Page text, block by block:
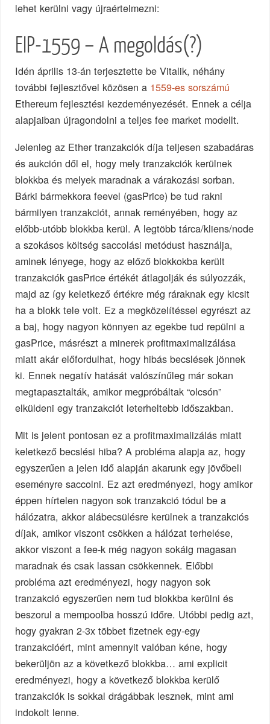
lehet kerülni vagy újraértelmezni:
EIP-1559 – A megoldás(?)
Idén április 13-án terjesztette be Vitalik, néhány
további fejlesztővel közösen a 1559-es sorszámú
Ethereum fejlesztési kezdeményezését. Ennek a célja
alapjaiban újragondolni a teljes fee market modellt.
Jelenleg az Ether tranzakciók díja teljesen szabadáras
és aukción dől el, hogy mely tranzakciók kerülnek
blokkba és melyek maradnak a várakozási sorban.
Bárki bármekkora feevel (gasPrice) be tud rakni
bármilyen tranzakciót, annak reményében, hogy az
előbb-utóbb blokkba kerül. A legtöbb tárca/kliens/node
a szokásos költség saccolási metódust használja,
aminek lényege, hogy az előző blokkokba került
tranzakciók gasPrice értékét átlagolják és súlyozzák,
majd az így keletkező értékre még ráraknak egy kicsit
ha a blokk tele volt. Ez a megközelítéssel egyrészt az
a baj, hogy nagyon könnyen az egekbe tud repülni a
gasPrice, másrészt a minerek profitmaximalizálása
miatt akár előfordulhat, hogy hibás becslések jönnek
ki. Ennek negatív hatását valószínűleg már sokan
megtapasztalták, amikor megpróbáltak “olcsón”
elküldeni egy tranzakciót leterheltebb időszakban.
Mit is jelent pontosan ez a profitmaximalizálás miatt
keletkező becslési hiba? A probléma alapja az, hogy
egyszerűen a jelen idő alapján akarunk egy jövőbeli
eseményre saccolni. Ez azt eredményezi, hogy amikor
éppen hírtelen nagyon sok tranzakció tódul be a
hálózatra, akkor alábecsülésre kerülnek a tranzakciós
díjak, amikor viszont csökken a hálózat terhelése,
akkor viszont a fee-k még nagyon sokáig magasan
maradnak és csak lassan csökkennek. Előbbi
probléma azt eredményezi, hogy nagyon sok
tranzakció egyszerűen nem tud blokkba kerülni és
beszorul a mempoolba hosszú időre. Utóbbi pedig azt,
hogy gyakran 2-3x többet fizetnek egy-egy
tranzakcióért, mint amennyit valóban kéne, hogy
bekerüljön az a következő blokkba… ami explicit
eredményezi, hogy a következő blokkba kerülő
tranzakciók is sokkal drágábbak lesznek, mint ami
indokolt lenne.